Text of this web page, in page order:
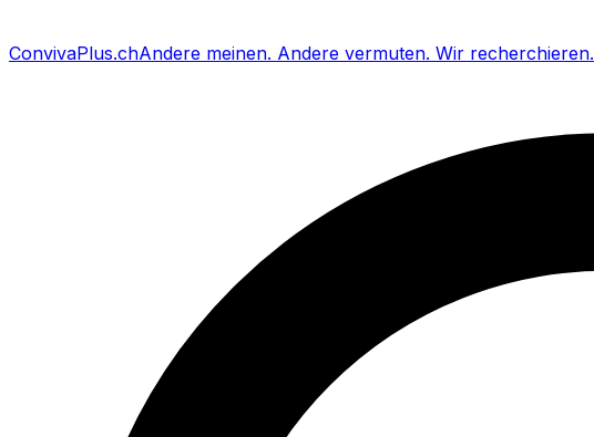
ConvivaPlus.chAndere meinen. Andere vermuten. Wir recherchieren.